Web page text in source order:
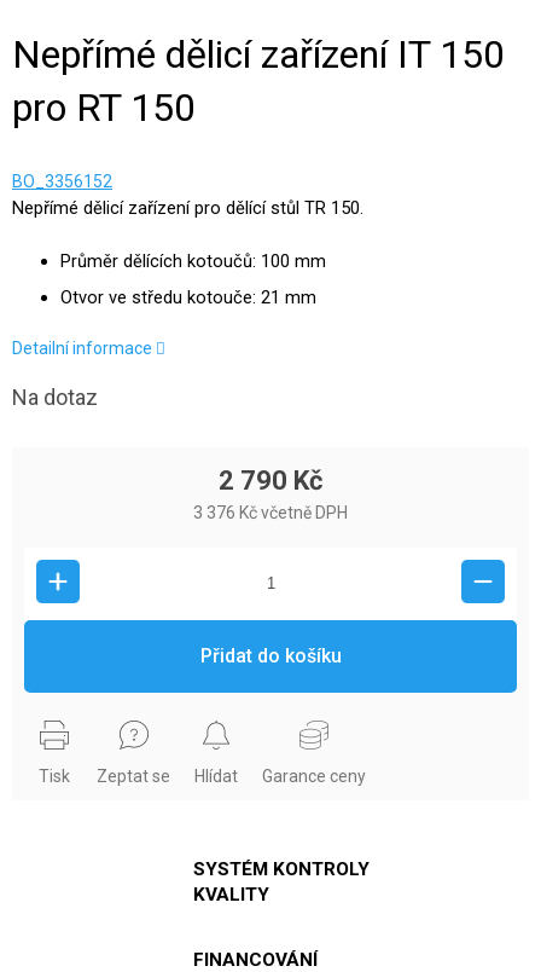
Nepřímé dělicí zařízení IT 150
pro RT 150
BO_3356152
Nepřímé dělicí zařízení pro dělící stůl TR 150.
Průměr dělících kotoučů: 100 mm
Otvor ve středu kotouče: 21 mm
Detailní informace
Na dotaz
2 790 Kč
3 376 Kč včetně DPH
Přidat do košíku
Tisk Zeptat se Hlídat Garance ceny
SYSTÉM KONTROLY
KVALITY
FINANCOVÁNÍ